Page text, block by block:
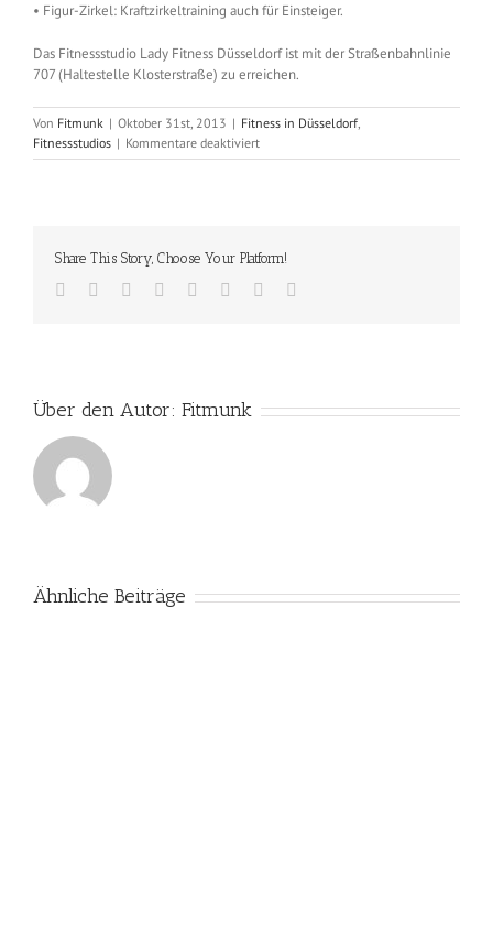
• Figur-Zirkel: Kraftzirkeltraining auch für Einsteiger.
Das Fitnessstudio Lady Fitness Düsseldorf ist mit der Straßenbahnlinie
707 (Haltestelle Klosterstraße) zu erreichen.
Von Fitmunk | Oktober 31st, 2013 | Fitness in Düsseldorf,
Fitnessstudios | Kommentare deaktiviertfür
Lady
Klosterstraße
30)
Share This Story, Choose Your Platform!
Facebook
TwitterReddit LinkedIn
TumblrPinterest
Über den Autor: Fitmunk
Ähnliche Beiträge